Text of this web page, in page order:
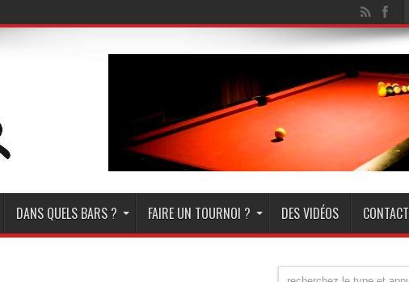
DANS QUELS BARS ? FAIRE UN TOURNOI ? DES VIDÉOS CONTACT